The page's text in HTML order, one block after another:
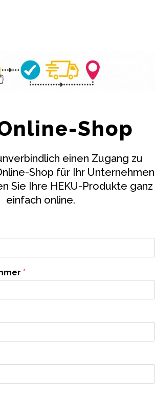
Shop
einen Zugang zu
Shop für Ihr Unternehmen
Sie Ihre HEKU-Produkte ganz
einfach online.
*